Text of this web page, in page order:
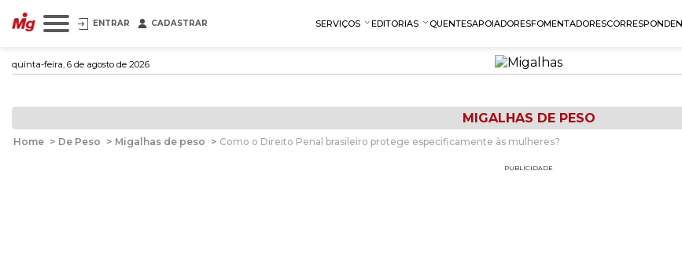
ENTRAR CADASTRAR SERVIÇOS EDITORIAS QUENTESAPOIADORESFOMENTADORES
quinta-feira, 6 de agosto de 2026
MIGALHAS DE PESO
Home > De Peso > Migalhas de peso > Como o Direito Penal brasileiro protege especificamente às mulheres?
PUBLICIDADE